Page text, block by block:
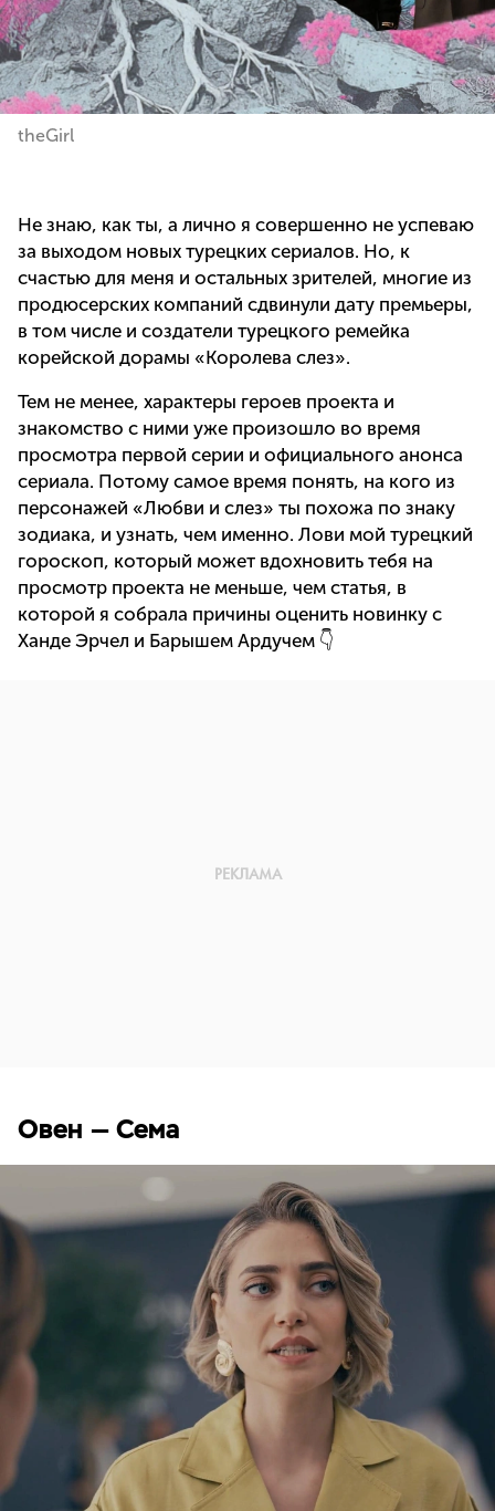
theGirl
Не знаю, как ты, а лично я совершенно не успеваю
за выходом новых турецких сериалов. Но, к
счастью для меня и остальных зрителей, многие из
продюсерских компаний сдвинули дату премьеры,
в том числе и создатели турецкого ремейка
корейской дорамы «Королева слез».
Тем не менее, характеры героев проекта и
знакомство с ними уже произошло во время
просмотра первой серии и официального анонса
сериала. Потому самое время понять, на кого из
персонажей «Любви и слез» ты похожа по знаку
зодиака, и узнать, чем именно. Лови мой турецкий
гороскоп, который может вдохновить тебя на
просмотр проекта не меньше, чем статья, в
которой я собрала причины оценить новинку с
Ханде Эрчел и Барышем Ардучем 👇
Овен — Сема